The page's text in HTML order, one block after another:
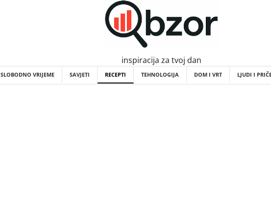
inspiracija za tvoj dan
SLOBODNO VRIJEME SAVJETI RECEPTI TEHNOLOGIJA DOM I VRT LJUDI I